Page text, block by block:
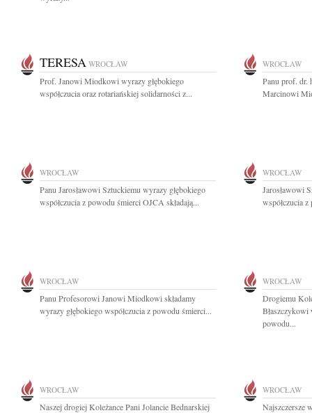
TERESA WROCŁAW
Prof. Janowi Miodkowi wyrazy głębokiego
współczucia oraz rotariańskiej solidarności z...
WROCŁAW
Panu prof. dr.
Marcinowi
WROCŁAW
Panu Jarosławowi Sztuckiemu wyrazy głębokiego
współczucia z powodu śmierci OJCA składają...
WROCŁAW
Jarosławowi
współczucia
WROCŁAW
Panu Profesorowi Janowi Miodkowi składamy
wyrazy głębokiego współczucia z powodu śmierci...
WROCŁAW
Drogiemu
Błaszczykowi
powodu...
WROCŁAW
Naszej drogiej Koleżance Pani Jolancie Bednarskiej
WROCŁAW
Najszczersze